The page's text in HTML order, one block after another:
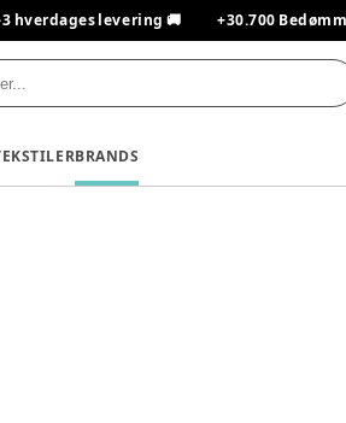
hverdages levering 🚚 +30.700
BRANDS